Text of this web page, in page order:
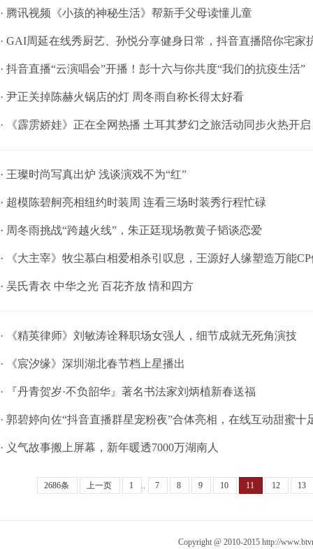
· 腾讯视频《小孩的神秘生活》帮新手父母读懂儿童
· GAI周延在线秀厨艺、孙悦分享健身日常，抖音直播陪你宅家
· 抖音直播“云演唱会”开播！彭十六与你共度“我们的抗疫生活”
· 尹正关掉陈赫火锅店的灯 周冬雨自称长得太好看
· 《霹雳娇娃》正在全网热播 土耳其梦幻之旅活动同步火热开启
· 王璨时尚写真出炉 浅谈演戏不为“红”
· 超模陈碧舸亮相纽约时装周 连看三场时装秀行程忙碌
· 周冬雨挑战“跨越火线”，朱正廷现场教黄子韬谈恋爱
· 《大主宰》牧尘慕白相爱相杀引叹息，王源好人缘塑造万能
· 吴氏青衣 中华之光 百花齐放 情和四方
· 《精英律师》刘敏涛诠释职场女强人，细节成就无死角演技
· 《宸汐缘》深圳湖北春节档上星播出
· 『丹青贺岁·不负韶华』著名书法家刘炳植新春送福
· 郭碧婷向佐“抖音直播群星宠粉夜”合体亮相，在线互动甜蜜十
· 义气故事搬上屏幕，新年暖透7000万湖南人
2686条 上一页 1 .. 7 8 9 10 11 12 13
Copyright @ 2010-2015 http://